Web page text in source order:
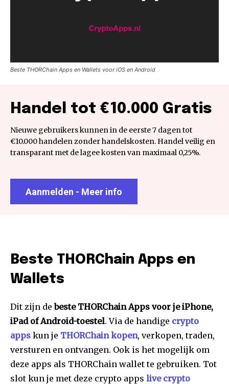
Beste THORChain Apps en Wallets voor iOS en Android
Handel tot €10.000 Gratis
Nieuwe gebruikers kunnen in de eerste 7 dagen tot
€10.000 handelen zonder handelskosten. Handel veilig en
transparant met de lagee kosten van maximaal 0,25%.
Aanmelden - Meer info
Beste THORChain Apps en
Wallets
Dit zijn debeste THORChain Apps voor je iPhone,
iPad of Android-toestel. Via de handige crypto
apps kun je THORChain kopen, verkopen, traden,
versturen en ontvangen. Ook is het mogelijk om
deze apps als THORChain wallet te gebruiken. Tot
slot kun je met deze crypto apps live crypto